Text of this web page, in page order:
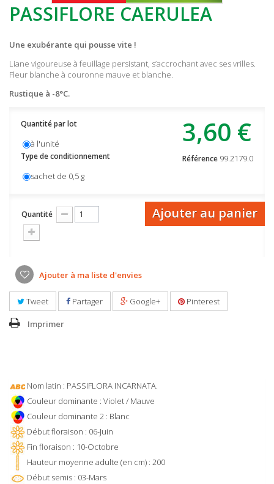
PASSIFLORE CAERULEA
Une exubérante qui pousse vite !
Liane vigoureuse à feuillage persistant, s’accrochant avec ses vrilles.
Fleur blanche à couronne mauve et blanche.
Rustique à -8°C.
3,60 €
Référence 99.2179.0
Quantité par lot
à l'unité
Type de conditionnement
sachet de 0,5 g
Quantité Ajouter au panier
Ajouter à ma liste d'envies
Tweet Partager Google+ Pinterest
Imprimer
Nom latin : PASSIFLORA INCARNATA.
Couleur dominante : Violet / Mauve
Couleur dominante 2 : Blanc
Début floraison : 06-Juin
Fin floraison : 10-Octobre
Hauteur moyenne adulte (en cm) : 200
Début semis : 03-Mars